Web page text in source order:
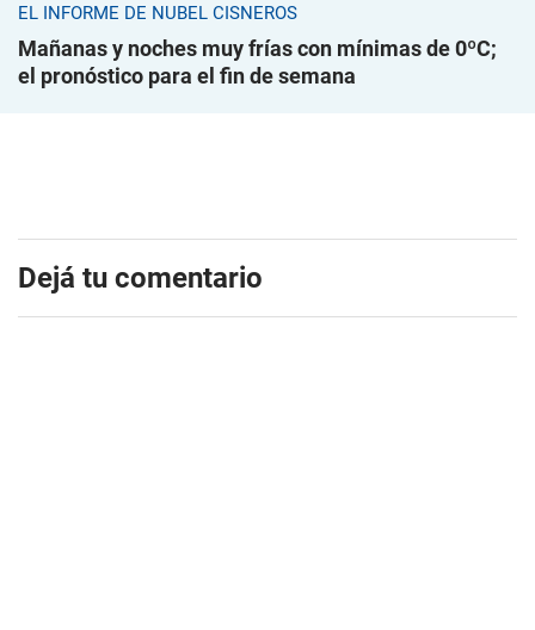
EL INFORME DE NUBEL CISNEROS
Mañanas y noches muy frías con mínimas de 0ºC;
el pronóstico para el fin de semana
Dejá tu comentario